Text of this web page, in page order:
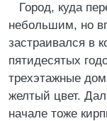
Город, куда
небольшим, но
застраивался в
пятидесятых
трехэтажные
желтый цвет.
начале тоже